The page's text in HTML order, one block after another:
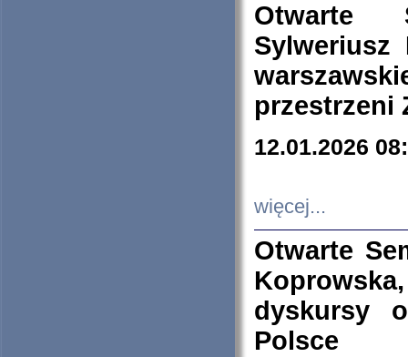
Otwarte
Sylweriusz
przestrzeni
12.01.2026
więcej...
Otwarte
dyskursy
Polsce